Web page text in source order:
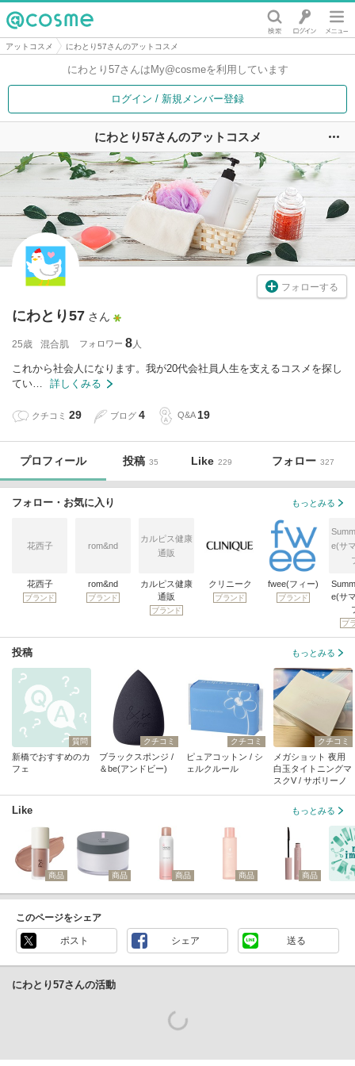
@cosme
アットコスメ にわとり57さんのアットコスメ
にわとり57さんは My@cosmeを利用しています
ログイン / 新規メンバー登録
にわとり57さんのアットコスメ
フォローする
にわとり57 さん
25歳 混合肌 フォロワー 8
これから社会人になります。我が20代会社員人生を支えるコスメを探し
てい…
詳しくみる
クチコミ 29 ブログ 4 Q&A 19
プロフィール 投稿 35 Like 229 フォロー 327
フォロー・お気に入り もっとみる
花西子
花西子
ブランド
rom&nd
rom&nd
ブランド
カルピス健康
通販
カルピス健康
通販
ブランド
クリニーク
ブランド
fwee(フィー)
ブランド
e(サ
e(サ
ブ
投稿 もっとみる
質問
新橋でおすすめのカ
フェ
クチコミ
ブラックスポンジ /
＆be(アンドビー)
クチコミ
ピュアコットン / シ
ェルクルール
クチコミ
メガショット 夜用
白玉タイトニングマ
スクV / サボリーノ
Like もっとみる
商品 商品 商品 商品 商品
このページをシェア
ポスト シェア 送る
にわとり57さんの活動